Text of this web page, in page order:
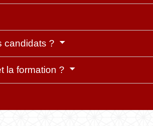
candidats ?
la formation ?